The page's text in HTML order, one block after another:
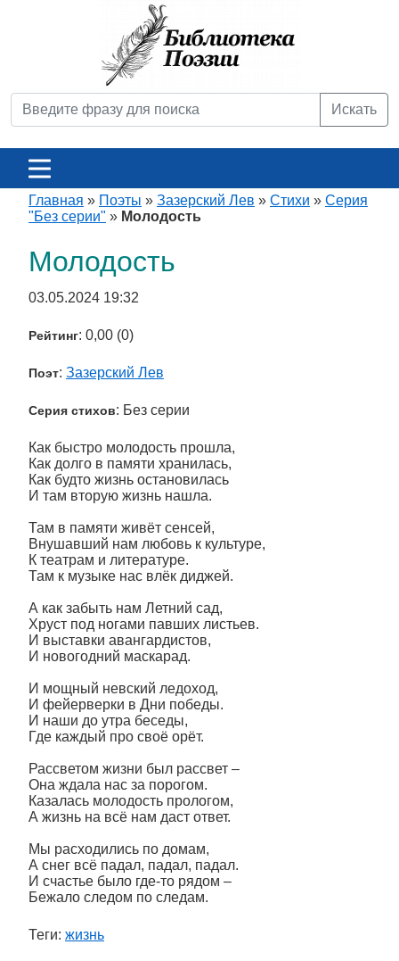
Искать
Главная » Поэты » Зазерский Лев » Стихи » Серия
"Без серии" » Молодость
Молодость
03.05.2024 19:32
Рейтинг: 0,00 (0)
Поэт: Зазерский Лев
Серия стихов: Без серии
Как быстро молодость прошла,
Как долго в памяти хранилась,
Как будто жизнь остановилась
И там вторую жизнь нашла.
Там в памяти живёт сенсей,
Внушавший нам любовь к культуре,
К театрам и литературе.
Там к музыке нас влёк диджей.
А как забыть нам Летний сад,
Хруст под ногами павших листьев.
И выставки авангардистов,
И новогодний маскарад.
И мощный невский ледоход,
И фейерверки в Дни победы.
И наши до утра беседы,
Где каждый про своё орёт.
Рассветом жизни был рассвет –
Она ждала нас за порогом.
Казалась молодость прологом,
А жизнь на всё нам даст ответ.
Мы расходились по домам,
А снег всё падал, падал, падал.
И счастье было где-то рядом –
Бежало следом по следам.
Теги: жизнь